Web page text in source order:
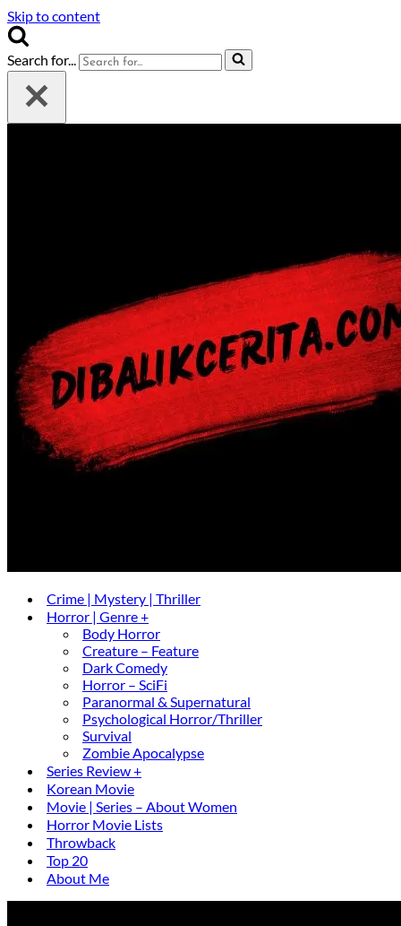
Skip to content
Search for...
Crime | Mystery | Thriller
Horror | Genre +
Body Horror
Creature – Feature
Dark Comedy
Horror – SciFi
Paranormal & Supernatural
Psychological Horror/Thriller
Survival
Zombie Apocalypse
Series Review +
Korean Movie
Movie | Series – About Women
Horror Movie Lists
Throwback
Top 20
About Me